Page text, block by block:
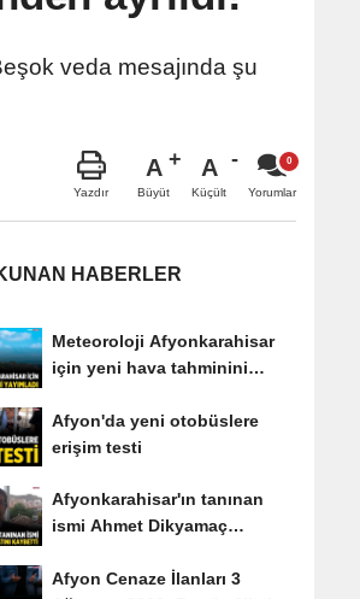
veda mesajında şu
Yazdır
A
Büyüt
A
Küçült Yorumlar
HABERLER
Meteoroloji Afyonkarahisar
için yeni hava tahminini
Afyon'da yeni otobüslere
erişim testi
Afyonkarahisar'ın tanınan
ismi Ahmet Dikyamaç
Afyon Cenaze İlanları 3